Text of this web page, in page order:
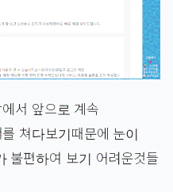
서 앞으로 계속
쳐다보기때문에 눈이
불편하여 보기 어려운것들